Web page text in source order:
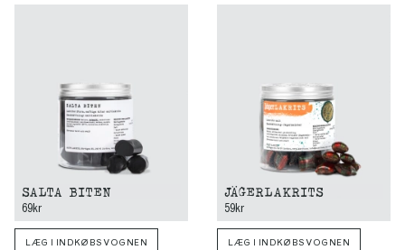
SALTA BITEN
69kr
LÆG I INDKØBSVOGNEN
JÄGERLAKRITS
59kr
LÆG I INDKØBSVOGNEN